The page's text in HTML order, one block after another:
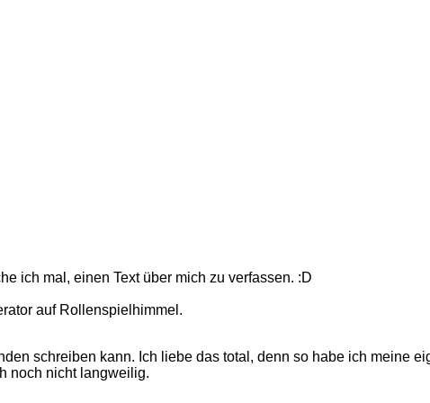
ich mal, einen Text über mich zu verfassen. :D
aufRollenspielhimmel.
schreiben kann. Ich liebe das total, denn so habe ich meine
noch nicht langweilig.